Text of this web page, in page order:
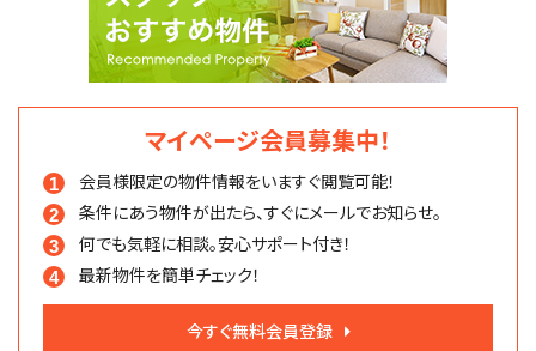
マイページ会員募集中！
会員様限定の物件情報をいますぐ閲覧可能！
条件にあう物件が出たら、すぐにメールでお知らせ。
何でも気軽に相談。安心サポート付き！
最新物件を簡単チェック！
今すぐ無料会員登録